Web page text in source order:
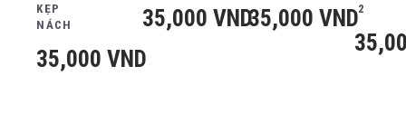
KẸP
NÁCH
35,000VND
35,000VND35,000VND2